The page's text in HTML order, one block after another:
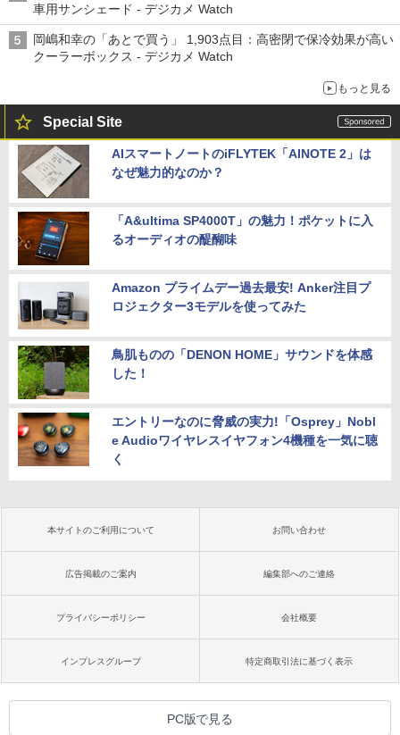
車用サンシェード - デジカメ Watch
岡嶋和幸の「あとで買う」 1,903点目：高密閉で保冷効果が高い
クーラーボックス - デジカメ Watch
もっと見る
Special Site
AIスマートノートのiFLYTEK「AINOTE 2」は
なぜ魅力的なのか？
「A&ultima SP4000T」の魅力！ポケットに入
るオーディオの醍醐味
Amazon プライムデー過去最安! Anker注目プ
ロジェクター3モデルを使ってみた
鳥肌ものの「DENON HOME」サウンドを体感
した！
エントリーなのに脅威の実力!「Osprey」Nobl
e Audioワイヤレスイヤフォン4機種を一気に聴
く
本サイトのご利用について お問い合わせ
広告掲載のご案内 編集部へのご連絡
プライバシーポリシー 会社概要
インプレスグループ 特定商取引法に基づく表示
PC版で見る